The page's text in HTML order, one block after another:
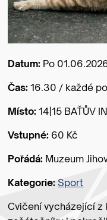
Datum: Po
Čas: 16.30 / každé
Místo: 14|15 BAŤŮV
Vstupné: 60 Kč
Pořádá: Muzeum
Kategorie: Sport
Cvičení vycházející z